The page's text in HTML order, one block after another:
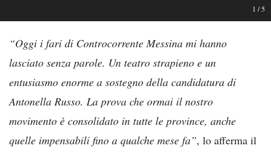
1 /5
“Oggi i fari di Controcorrente Messina mi hanno
lasciato senza parole. Un teatro strapieno e un
entusiasmo enorme a sostegno della candidatura di
Antonella Russo. La prova che ormai il nostro
movimento è consolidato in tutte le province, anche
quelle impensabili fino a qualche mese fa”, lo afferma il